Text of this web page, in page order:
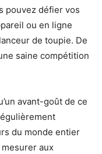
pouvez défier vos
ou en ligne
de toupie. De
saine compétition
avant-goût de ce
du monde entier
mesurer aux